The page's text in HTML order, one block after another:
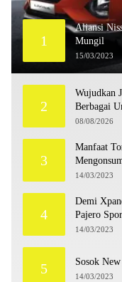
1
Aliansi
Mungil
15/03/2023
2
Wujudkan
Berbagai
08/08/2026
3
Manfaat
14/03/2023
4
Demi
Pajero
14/03/2023
5 Sosok
14/03/2023